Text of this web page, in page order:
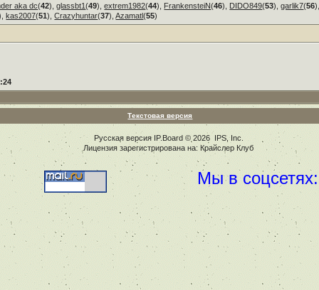
aka dc(42),glassbt1(49),extrem1982(44), FrankensteiN(46), DIDO849(53),garlik7(56),
kas2007(51),Crazyhuntar(37),Azamatl(55)
Текстовая версия
Русская версия IP.Board© 2026 IPS, Inc
Лицензия зарегистрирована на: Крайслер Клуб
Мы в соцсетях: